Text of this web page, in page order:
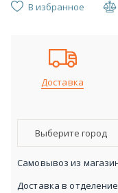
В избранное
Доставка
Выберите город
Самовывоз из
Доставка в